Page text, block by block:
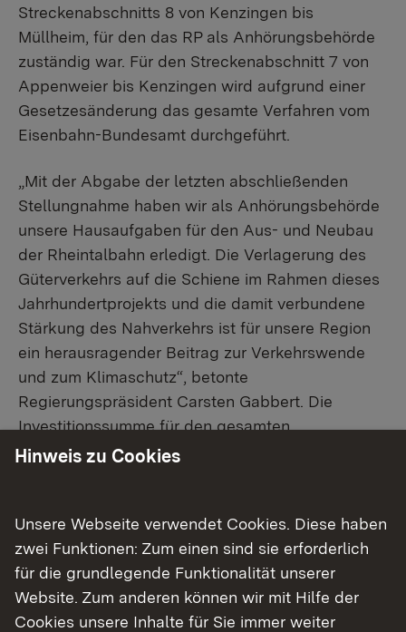
Streckenabschnitts 8 von Kenzingen bis
Müllheim, für den das RP als Anhörungsbehörde
zuständig war. Für den Streckenabschnitt 7 von
Appenweier bis Kenzingen wird aufgrund einer
Gesetzesänderung das gesamte Verfahren vom
Eisenbahn-Bundesamt durchgeführt.
„Mit der Abgabe der letzten abschließenden
Stellungnahme haben wir als Anhörungsbehörde
unsere Hausaufgaben für den Aus- und Neubau
der Rheintalbahn erledigt. Die Verlagerung des
Güterverkehrs auf die Schiene im Rahmen dieses
Jahrhundertprojekts und die damit verbundene
Stärkung des Nahverkehrs ist für unsere Region
ein herausragender Beitrag zur Verkehrswende
und zum Klimaschutz“, betonte
Regierungspräsident Carsten Gabbert. Die
Investitionssumme für den gesamten
Streckenabschnitt 8 beträgt rund 1,5 Milliarden
Das Projekt hat eine lange Vorgeschichte: Für den
Bereich des PfA 8.0 hatte die Deutsche Bahn
(DB) im Jahr 2006 eine Planung beantragt, die
eine Führung der Güterzüge auf der bestehenden
Rheintalbahn und dazu parallel den Neubau von
Hinweis zu Cookies
Unsere Webseite verwendet Cookies. Diese haben
zwei Funktionen: Zum einen sind sie erforderlich
für die grundlegende Funktionalität unserer
Website. Zum anderen können wir mit Hilfe der
Cookies unsere Inhalte für Sie immer weiter